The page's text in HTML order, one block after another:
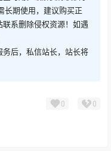
长期使用，建议购买正
系删除侵权资源！如遇
务后，私信站长，站长将
0 0